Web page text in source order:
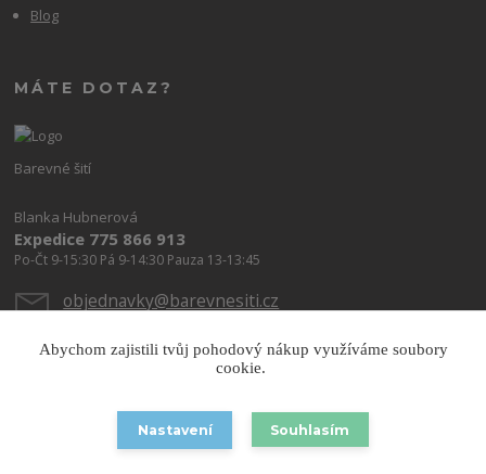
Blog
MÁTE DOTAZ?
Barevné šití
Blanka Hubnerová
Expedice 775 866 913
Po-Čt 9-15:30 Pá 9-14:30 Pauza 13-13:45
objednavky@barevnesiti.cz
Abychom zajistili tvůj pohodový nákup využíváme soubory
cookie.
Nastavení Souhlasím